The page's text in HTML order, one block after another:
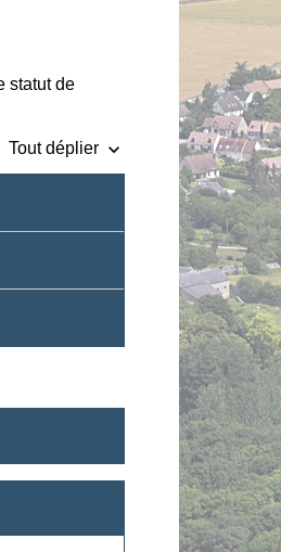
statut de
Tout déplier keyboard_arrow_down